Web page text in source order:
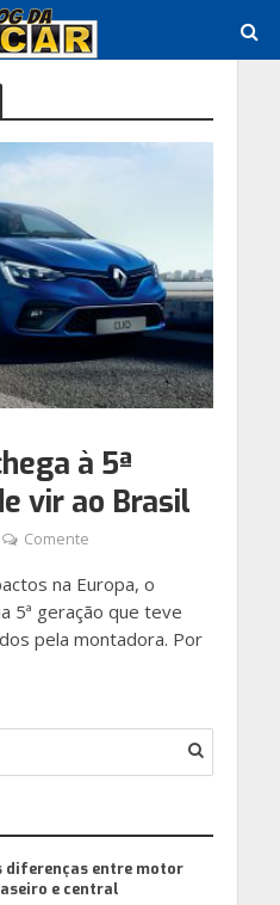
à 5ª
vir ao Brasil
Comente
na Europa, o
5ª geração que teve
pela montadora. Por
diferenças entre motor
e central